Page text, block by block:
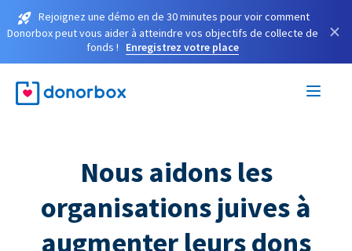
Rejoignez une démo en de 30 minutes pour voir comment
Donorbox peut vous aider à atteindre vos objectifs de collecte de
fonds !
Enregistrez votre place
×
Nous aidons les
organisations juives à
augmenter leurs dons